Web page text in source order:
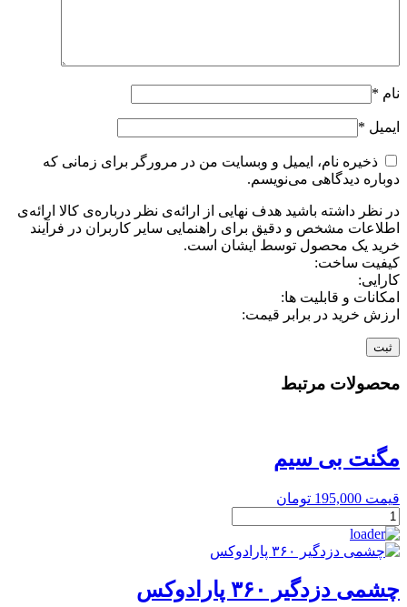
نام *
ایمیل *
ذخیره نام، ایمیل و وبسایت من در مرورگر برای زمانی که
دوباره دیدگاهی می‌نویسم.
در نظر داشته باشید هدف نهایی از ارائه‌ی نظر درباره‌ی کالا ارائه‌ی
اطلاعات مشخص و دقیق برای راهنمایی سایر کاربران در فرآیند
خرید یک محصول توسط ایشان است.
کیفیت ساخت:
کارایی:
امکانات و قابلیت ها:
ارزش خرید در برابر قیمت:
محصولات مرتبط
مگنت بی سیم
قیمت 195,000 تومان
مگنت
بی
سیم
چشمی دزدگیر ۳۶۰ پارادوکس